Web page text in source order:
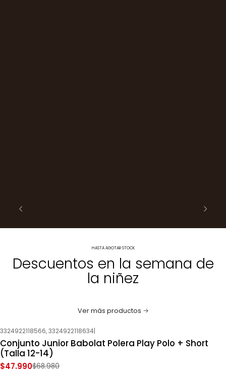
HASTA AGOTAR STOCK
Descuentos en la semana de
la niñez
Ver más productos
-30%OFF
Nuevo
3324922118566, 3324922118634|
Conjunto Junior Babolat Polera Play Polo + Short
(Talla 12-14)
$47.990$68.980